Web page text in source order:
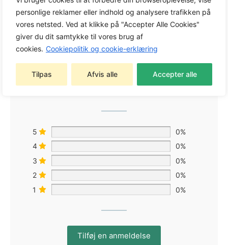
personlige reklamer eller indhold og analysere trafikken på
vores netsted. Ved at klikke på "Accepter Alle Cookies"
giver du dit samtykke til vores brug af
cookies. Cookiepolitik og cookie-erklæring
Tilpas Afvis alle Accepter alle
0,0
5
0%
4
0%
3
0%
2
0%
1
0%
Tilføj en anmeldelse